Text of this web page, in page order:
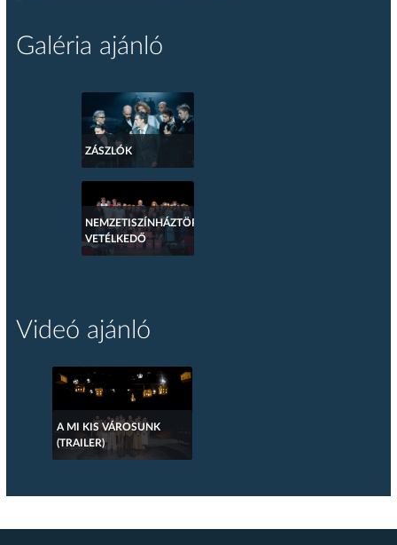
Galéria ajánló
ZÁSZLÓK
NEMZETISZÍNHÁZTÖRTÉNETI
VETÉLKEDŐ
Videó ajánló
A MI KIS VÁROSUNK
(TRAILER)